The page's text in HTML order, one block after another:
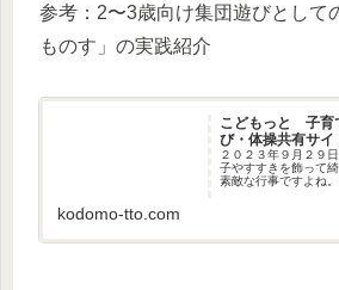
参考：2〜3歳向け集団遊びとして
ものす」の実践紹介
こどもっと 子育
び・体操共有サイ
２０２３年９月２９
子やすすきを飾って
素敵な行事ですよね
kodomo-tto.com